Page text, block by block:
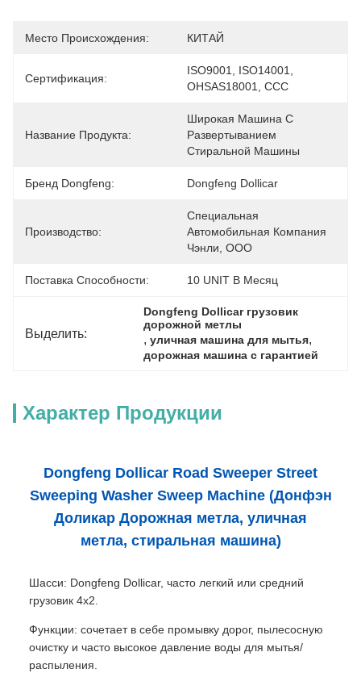
Место Происхождения: КИТАЙ
Сертификация:
ISO9001, ISO14001,
OHSAS18001, CCC
Название Продукта:
Широкая Машина С
Развертыванием
Стиральной Машины
Бренд Dongfeng: Dongfeng Dollicar
Производство:
Специальная
Автомобильная Компания
Чэнли, ООО
Поставка Способности: 10 UNIT В Месяц
Выделить:
Dongfeng Dollicar грузовик
дорожной метлы
, уличная машина для мытья,
дорожная машина с гарантией
Характер Продукции
Dongfeng Dollicar Road Sweeper Street
Sweeping Washer Sweep Machine (Донфэн
Доликар Дорожная метла, уличная
метла, стиральная машина)
Шасси: Dongfeng Dollicar, часто легкий или средний
грузовик 4x2.
Функции: сочетает в себе промывку дорог, пылесосную
очистку и часто высокое давление воды для мытья/
распыления.